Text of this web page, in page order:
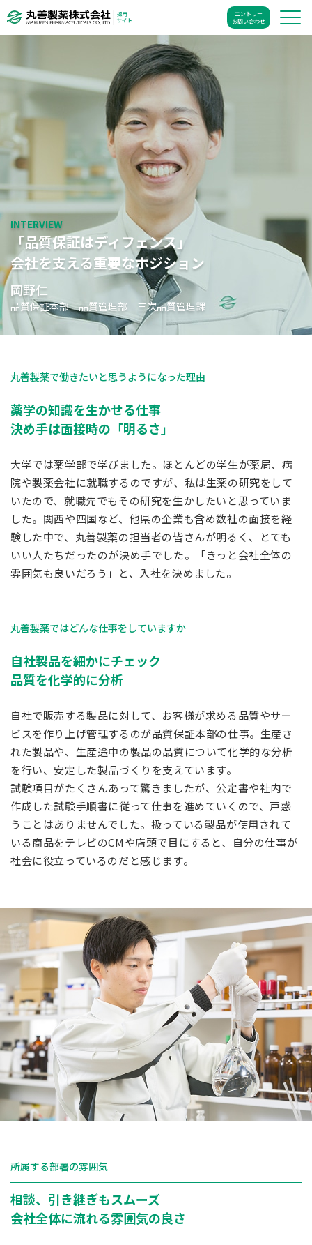
エントリー
お問い合わせ
INTERVIEW
「品質保証はディフェンス」
会社を支える重要なポジション
岡野仁
品質保証本部 品質管理部 三次品質管理課
丸善製薬で働きたいと思うようになった理由
薬学の知識を生かせる仕事
決め手は面接時の「明るさ」
大学では薬学部で学びました。ほとんどの学生が薬局、病
院や製薬会社に就職するのですが、私は生薬の研究をして
いたので、就職先でもその研究を生かしたいと思っていま
した。関西や四国など、他県の企業も含め数社の面接を経
験した中で、丸善製薬の担当者の皆さんが明るく、とても
いい人たちだったのが決め手でした。「きっと会社全体の
雰囲気も良いだろう」と、入社を決めました。
丸善製薬ではどんな仕事をしていますか
自社製品を細かにチェック
品質を化学的に分析
自社で販売する製品に対して、お客様が求める品質やサー
ビスを作り上げ管理するのが品質保証本部の仕事。生産さ
れた製品や、生産途中の製品の品質について化学的な分析
を行い、安定した製品づくりを支えています。
試験項目がたくさんあって驚きましたが、公定書や社内で
作成した試験手順書に従って仕事を進めていくので、戸惑
うことはありませんでした。扱っている製品が使用されて
いる商品をテレビのCMや店頭で目にすると、自分の仕事が
社会に役立っているのだと感じます。
所属する部署の雰囲気
相談、引き継ぎもスムーズ
会社全体に流れる雰囲気の良さ